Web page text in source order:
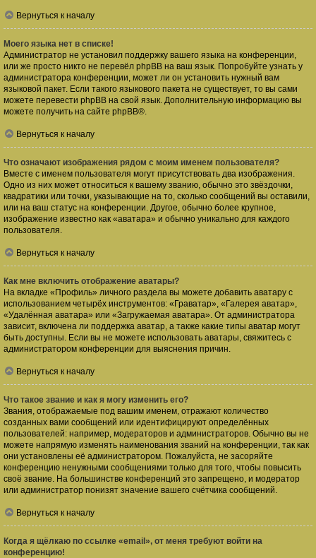
Вернуться к началу
Моего языка нет в списке!
Администратор не установил поддержку вашего языка на конференции,
или же просто никто не перевёл phpBB на ваш язык. Попробуйте узнать у
администратора конференции, может ли он установить нужный вам
языковой пакет. Если такого языкового пакета не существует, то вы сами
можете перевести phpBB на свой язык. Дополнительную информацию вы
можете получить на сайте phpBB®.
Вернуться к началу
Что означают изображения рядом с моим именем пользователя?
Вместе с именем пользователя могут присутствовать два изображения.
Одно из них может относиться к вашему званию, обычно это звёздочки,
квадратики или точки, указывающие на то, сколько сообщений вы оставили,
или на ваш статус на конференции. Другое, обычно более крупное,
изображение известно как «аватара» и обычно уникально для каждого
пользователя.
Вернуться к началу
Как мне включить отображение аватары?
На вкладке «Профиль» личного раздела вы можете добавить аватару с
использованием четырёх инструментов: «Граватар», «Галерея аватар»,
«Удалённая аватара» или «Загружаемая аватара». От администратора
зависит, включена ли поддержка аватар, а также какие типы аватар могут
быть доступны. Если вы не можете использовать аватары, свяжитесь с
администратором конференции для выяснения причин.
Вернуться к началу
Что такое звание и как я могу изменить его?
Звания, отображаемые под вашим именем, отражают количество
созданных вами сообщений или идентифицируют определённых
пользователей: например, модераторов и администраторов. Обычно вы не
можете напрямую изменять наименования званий на конференции, так как
они установлены её администратором. Пожалуйста, не засоряйте
конференцию ненужными сообщениями только для того, чтобы повысить
своё звание. На большинстве конференций это запрещено, и модератор
или администратор понизят значение вашего счётчика сообщений.
Вернуться к началу
Когда я щёлкаю по ссылке «email», от меня требуют войти на
конференцию!